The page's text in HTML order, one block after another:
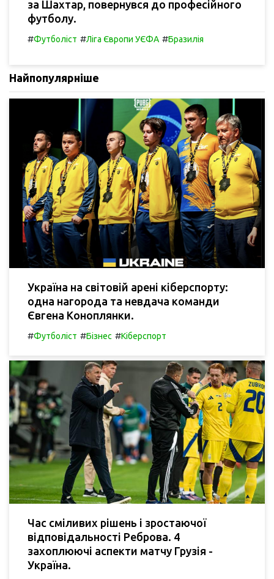
за Шахтар, повернувся до професійного
футболу.
#Футболіст #Ліга Європи УЄФА #Бразилія
Найпопулярніше
Україна на світовій арені кіберспорту:
одна нагорода та невдача команди
Євгена Коноплянки.
#Футболіст #Бізнес #Кіберспорт
Час сміливих рішень і зростаючої
відповідальності Реброва. 4
захоплюючі аспекти матчу Грузія -
Україна.